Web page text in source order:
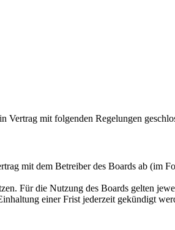
mit folgenden Regelungen
mit dem Betreiber des Boards ab (im
Für die Nutzung des Boards gelten
einer Frist jederzeit gekündigt